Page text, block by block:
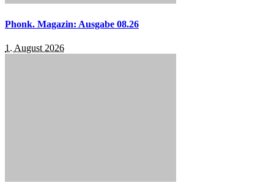
Phonk. Magazin: Ausgabe 08.26
1. August 2026